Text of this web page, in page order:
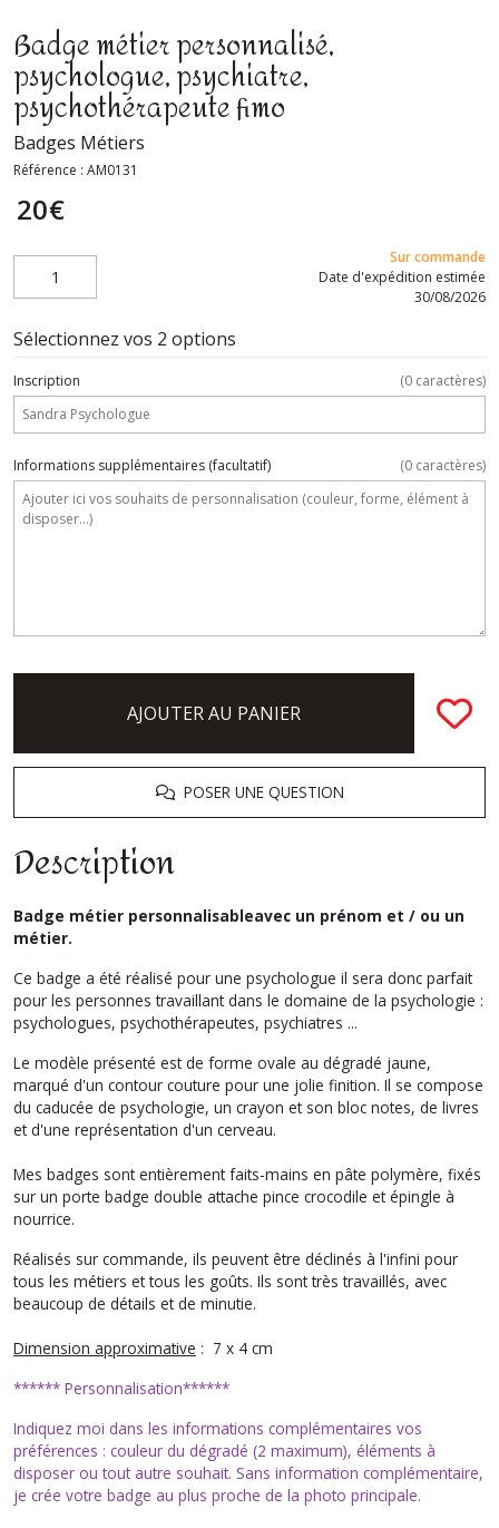
Badge métier personnalisé,
psychologue, psychiatre,
psychothérapeute fimo
Badges Métiers
Référence : AM0131
20€
Sur commande
Date d'expédition estimée
30/08/2026
Sélectionnez vos 2 options
Inscription (0 caractères)
Informations supplémentaires (facultatif) (0 caractères)
AJOUTER AU PANIER
POSER UNE QUESTION
Description
Badge métier personnalisableavec un prénom et / ou un
métier.
Ce badge a été réalisé pour une psychologue il sera donc parfait
pour les personnes travaillant dans le domaine de la psychologie :
psychologues, psychothérapeutes, psychiatres ...
Le modèle présenté est de forme ovale au dégradé jaune,
marqué d'un contour couture pour une jolie finition. Il se compose
du caducée de psychologie, un crayon et son bloc notes, de livres
et d'une représentation d'un cerveau.
Mes badges sont entièrement faits-mains en pâte polymère, fixés
sur un porte badge double attache pince crocodile et épingle à
nourrice.
Réalisés sur commande, ils peuvent être déclinés à l'infini pour
tous les métiers et tous les goûts. Ils sont très travaillés, avec
beaucoup de détails et de minutie.
Dimension approximative : 7 x 4 cm
****** Personnalisation******
Indiquez moi dans les informations complémentaires vos
préférences : couleur du dégradé (2 maximum), éléments à
disposer ou tout autre souhait. Sans information complémentaire,
je crée votre badge au plus proche de la photo principale.